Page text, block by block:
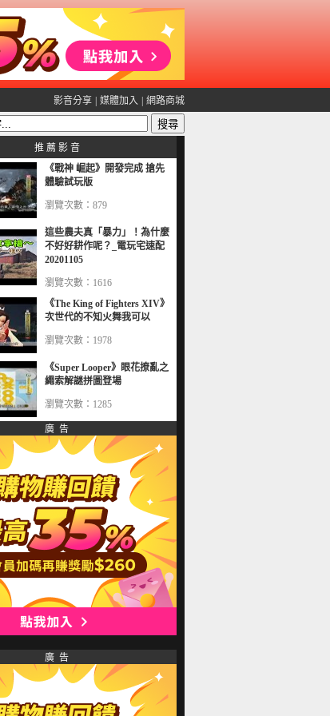
影音分享 媒體加入 網路商城
推 薦 影 音
《戰神 崛起》開發完成 搶先
體驗試玩版
瀏覽次數：879
這些農夫真「暴力」！為什麼
不好好耕作呢？_電玩宅速配
20201105
瀏覽次數：1616
《The King of Fighters XIV》
次世代的不知火舞我可以
瀏覽次數：1978
《Super Looper》眼花撩亂之
繩索解謎拼圖登場
瀏覽次數：1285
廣 告
廣 告